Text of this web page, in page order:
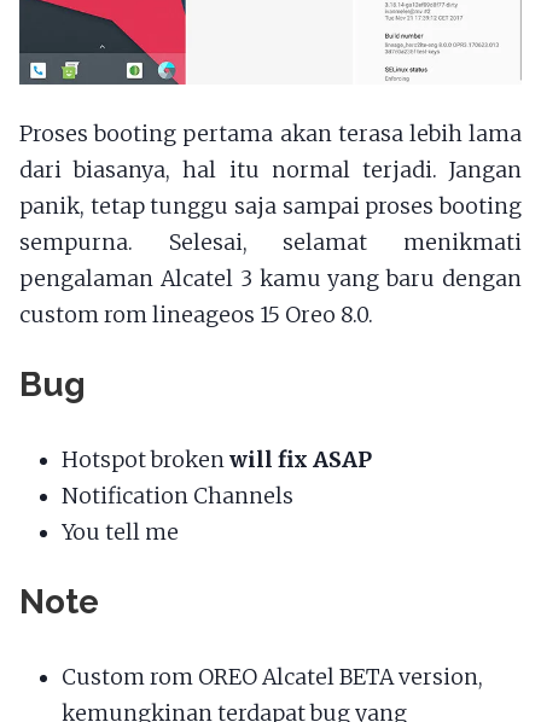
Proses booting pertama akan terasa lebih lama
dari biasanya, hal itu normal terjadi. Jangan
panik, tetap tunggu saja sampai proses booting
sempurna. Selesai, selamat menikmati
pengalaman Alcatel 3 kamu yang baru dengan
custom rom lineageos 15 Oreo 8.0.
Bug
Hotspot brokenwill fix ASAP
Notification Channels
You tell me
Note
Custom rom OREO Alcatel BETA version,
kemungkinan terdapat bug yang